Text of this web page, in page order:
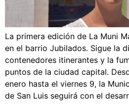
La primera edición de La Muni
en el barrio Jubilados. Sigue la
contenedores itinerantes y la
puntos de la ciudad capital.
enero hasta el viernes 9, la
de San Luis seguirá con el